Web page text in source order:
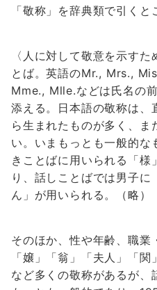
「敬称」を辞典類で引くと
〈人に対して敬意を示す
とば。英語のMr., Mrs.,
Mme., Mlle.などは氏名の
添える。日本語の敬称は、
ら生まれたものが多く、ま
い。いまもっとも一般的な
きことばに用いられる「様
り、話しことばでは男子に
ん」が用いられる。（略）
そのほか、性や年齢、職業
「嬢」「翁」「夫人」「関
など多くの敬称があるが、